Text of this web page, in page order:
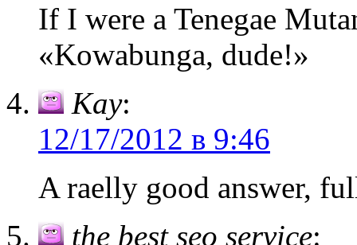
If I were a Tenegae
«Kowabunga, dude!»
Kay:
12/17/2012 в 9:46
A raelly good answer,
the best seo service: